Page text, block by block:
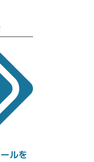
ルを